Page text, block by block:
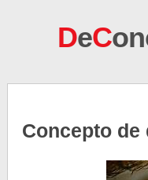
DeC
Concepto